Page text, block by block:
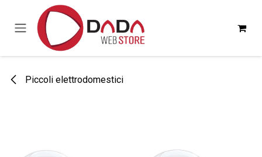
Passa al contenuto
Piccoli elettrodomestici